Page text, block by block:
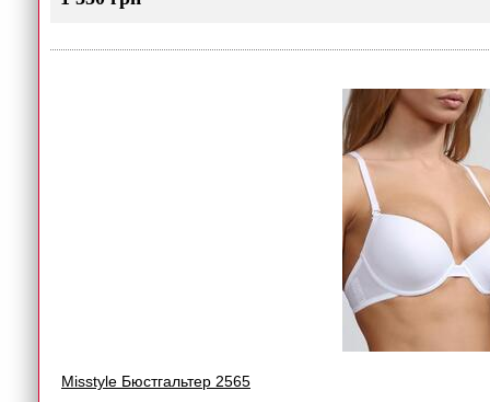
Misstyle Бюстгальтер 2565